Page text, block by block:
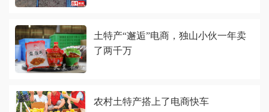
土特产“邂逅”电商，独山小伙一年卖
了两千万
农村土特产搭上了电商快车